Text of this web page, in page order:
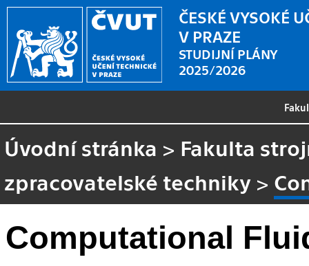
ČESKÉ VYSOKÉ
V PRAZE
STUDIJNÍ PLÁNY
2025/2026
Úvodní stránka > Fakulta
zpracovatelské techniky >
Computational